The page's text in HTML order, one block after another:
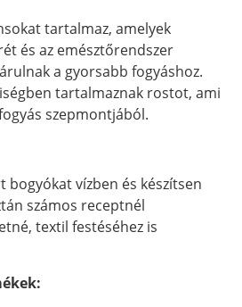
tartalmaz, amelyek
és az emésztőrendszer
a gyorsabb fogyáshoz.
tartalmaznak rostot, ami
szepmontjából.
bogyókat vízben és készítsen
számos receptnél
textil festéséhez is